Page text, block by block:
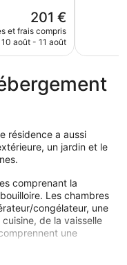
Le
nouveau
prix
201 €
et frais compris
10 août - 11 août
résidence a aussi
un jardin et le
comprenant la
Les chambres
congélateur, une
de la vaisselle
une
gratuit à